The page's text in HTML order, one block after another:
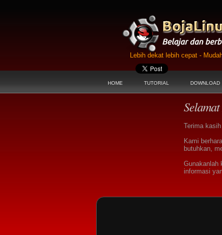
Lebih dekat lebih cepat -
HOME TUTORIAL DOWNLOAD
Terima
Kami
butuhkan,
Gunakanlah
informasi